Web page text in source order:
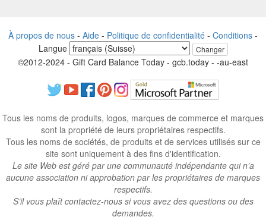
À propos de nous - Aide - Politique de confidentialité - Conditions -
Langue
Changer
©2012-2024 - Gift Card Balance Today - gcb.today - -au-east
Tous les noms de produits, logos, marques de commerce et marques
sont la propriété de leurs propriétaires respectifs.
Tous les noms de sociétés, de produits et de services utilisés sur ce
site sont uniquement à des fins d'identification.
Le site Web est géré par une communauté indépendante qui n’a
aucune association ni approbation par les propriétaires de marques
respectifs.
S’il vous plaît contactez-nous si vous avez des questions ou des
demandes.